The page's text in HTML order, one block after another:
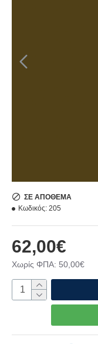
62,00€
Χωρίς ΦΠΑ: 50,00€
ΣΕ ΑΠΌΘΕΜΑ
Κωδικός: 205